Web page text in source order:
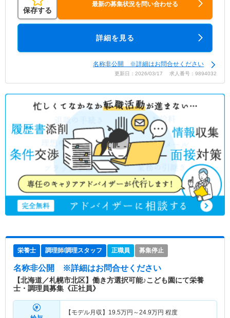
保存する
最新の募集状況を問い合わせる
詳細を見る
名称非公開 ※詳細はお問合せください
更新日：2026/03/17 求人番号：9894032
栄養士 調理師/調理スタッフ 正職員 募集停止
名称非公開 ※詳細はお問合せください
【北海道／札幌市北区】働き方選択可能♪こども園にて栄養
士・調理員募集《正社員》
【モデル月収】 19.5万円～24.9万円 程度